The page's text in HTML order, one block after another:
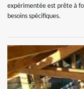
expérimentée est prête à
besoins spécifiques.